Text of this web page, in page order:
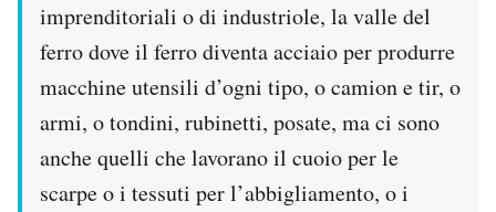
imprenditoriali o di industriole, la valle del
ferro dove il ferro diventa acciaio per produrre
macchine utensili d’ogni tipo, o camion e tir, o
armi, o tondini, rubinetti, posate, ma ci sono
anche quelli che lavorano il cuoio per le
scarpe o i tessuti per l’abbigliamento, o i